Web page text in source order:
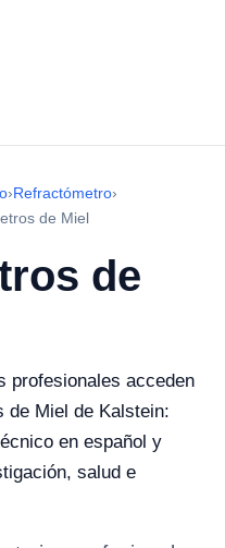
›Refractómetro›
de Miel
de
profesionales acceden
de Miel de Kalstein:
en español y
salud e